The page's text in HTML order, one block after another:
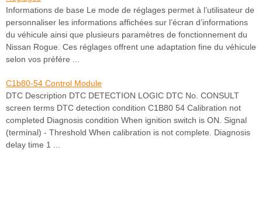
Informations de base Le mode de réglages permet à l’utilisateur de
personnaliser les informations affichées sur l’écran d’informations
du véhicule ainsi que plusieurs paramètres de fonctionnement du
Nissan Rogue. Ces réglages offrent une adaptation fine du véhicule
selon vos préfére ...
C1b80-54 Control Module
DTC Description DTC DETECTION LOGIC DTC No. CONSULT
screen terms DTC detection condition C1B80 54 Calibration not
completed Diagnosis condition When ignition switch is ON. Signal
(terminal) - Threshold When calibration is not complete. Diagnosis
delay time 1 ...